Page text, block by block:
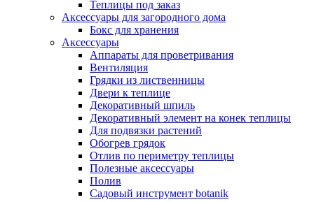
Теплицы под заказ
Аксессуары для загородного дома
Бокс для хранения
Аксессуары
Аппараты для проветривания
Вентиляция
Грядки из лиственницы
Двери к теплице
Декоративный шпиль
Декоративный элемент на конек теплицы
Для подвязки растений
Обогрев грядок
Отлив по периметру теплицы
Полезные аксессуары
Полив
Садовый инструмент botanik